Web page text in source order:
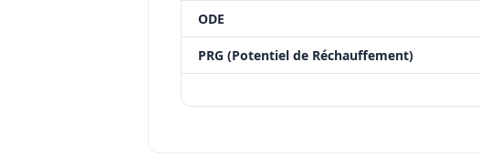
ODE
PRG (Potentiel de Réchauffement)